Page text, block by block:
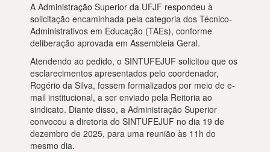
A Administração Superior da UFJF respondeu à
solicitação encaminhada pela categoria dos Técnico-
Administrativos em Educação (TAEs), conforme
deliberação aprovada em Assembleia Geral.
Atendendo ao pedido, o SINTUFEJUF solicitou que os
esclarecimentos apresentados pelo coordenador,
Rogério da Silva, fossem formalizados por meio de e-
mail institucional, a ser enviado pela Reitoria ao
sindicato. Diante disso, a Administração Superior
convocou a diretoria do SINTUFEJUF no dia 19 de
dezembro de 2025, para uma reunião às 11h do
mesmo dia.